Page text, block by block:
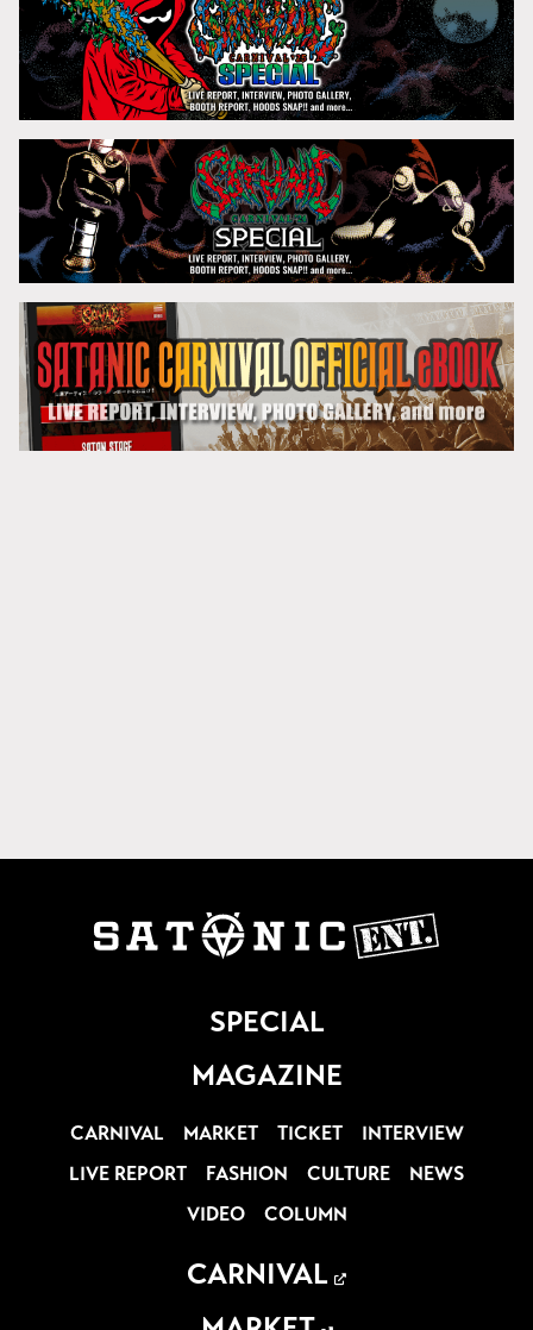
SPECIAL
MAGAZINE
CARNIVAL MARKET TICKET
INTERVIEW
LIVE REPORT
FASHION CULTURE
NEWS
VIDEO
COLUMN
CARNIVAL